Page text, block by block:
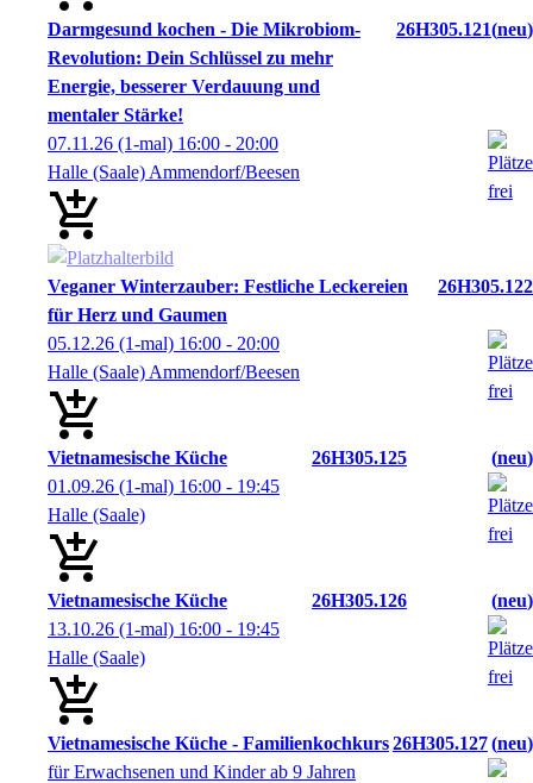
Darmgesund kochen - Die Mikrobiom-
Revolution: Dein Schlüssel zu mehr
Energie, besserer Verdauung und
mentaler Stärke!
26H305.121 neu
07.11.26 (1-mal) 16:00 - 20:00
Halle (Saale) Ammendorf/Beesen
Veganer Winterzauber: Festliche Leckereien
für Herz und Gaumen
26H305.122
05.12.26 (1-mal) 16:00 - 20:00
Halle (Saale) Ammendorf/Beesen
Vietnamesische Küche 26H305.125
neu
01.09.26 (1-mal) 16:00 - 19:45
Halle (Saale)
Vietnamesische Küche 26H305.126
neu
13.10.26 (1-mal) 16:00 - 19:45
Halle (Saale)
Vietnamesische Küche - Familienkochkurs26H305.127 neu
für Erwachsenen und Kinder ab 9 Jahren